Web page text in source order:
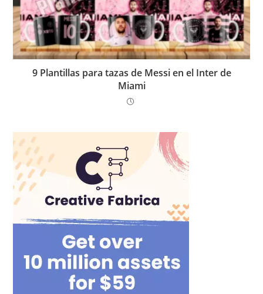
9 Plantillas para tazas de Messi en el Inter de
Miami